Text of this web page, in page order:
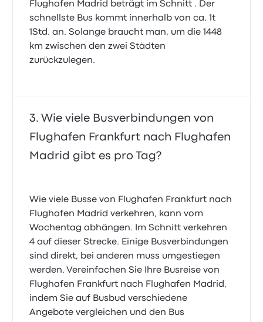
Flughafen Madrid beträgt im Schnitt . Der
schnellste Bus kommt innerhalb von ca. 1t
1Std. an. Solange braucht man, um die 1448
km zwischen den zwei Städten
zurückzulegen.
Wie viele Busverbindungen von
Flughafen Frankfurt nach Flughafen
Madrid gibt es pro Tag?
Wie viele Busse von Flughafen Frankfurt nach
Flughafen Madrid verkehren, kann vom
Wochentag abhängen. Im Schnitt verkehren
4 auf dieser Strecke. Einige Busverbindungen
sind direkt, bei anderen muss umgestiegen
werden. Vereinfachen Sie Ihre Busreise von
Flughafen Frankfurt nach Flughafen Madrid,
indem Sie auf Busbud verschiedene
Angebote vergleichen und den Bus